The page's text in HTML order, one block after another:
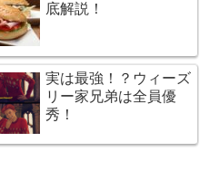
底解説！
実は最強！？ウィーズ
リー家兄弟は全員優
秀！